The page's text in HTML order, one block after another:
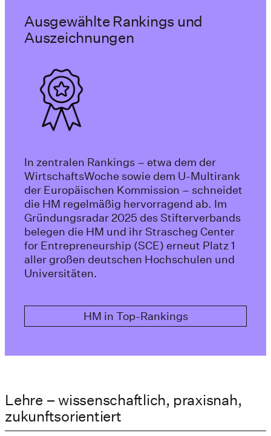
Ausgewählte Rankings und
Auszeichnungen
In zentralen Rankings – etwa dem der
WirtschaftsWoche sowie dem U-Multirank
der Europäischen Kommission – schneidet
die HM regelmäßig hervorragend ab. Im
Gründungsradar 2025 des Stifterverbands
belegen die HM und ihr Strascheg Center
for Entrepreneurship (SCE) erneut Platz 1
aller großen deutschen Hochschulen und
Universitäten.
HM in Top-Rankings
Lehre – wissenschaftlich, praxisnah,
zukunftsorientiert